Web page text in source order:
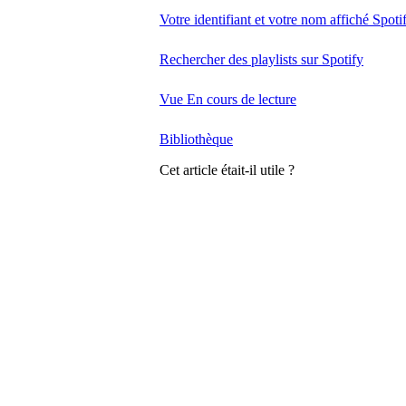
Votre identifiant et votre nom affiché
Rechercher des playlists sur Spotify
Vue En cours de lecture
Bibliothèque
Cet article était-il utile ?